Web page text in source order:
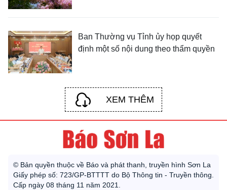
Ban Thường vụ Tỉnh ủy họp quyết
định một số nội dung theo thẩm quyền
XEM THÊM
© Bản quyền thuộc về Báo và phát thanh, truyền hình Sơn La
Giấy phép số: 723/GP-BTTTT do Bộ Thông tin - Truyền thông.
Cấp ngày 08 tháng 11 năm 2021.